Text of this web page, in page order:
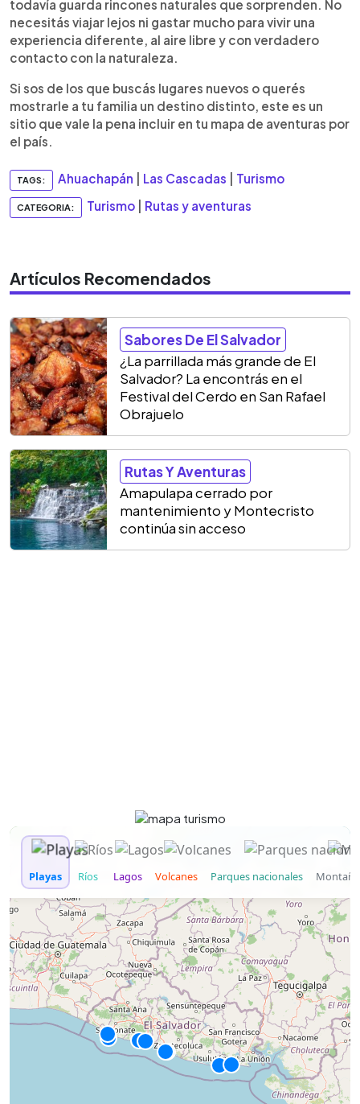
todavía guarda rincones naturales que sorprenden. No
necesitás viajar lejos ni gastar mucho para vivir una
experiencia diferente, al aire libre y con verdadero
contacto con la naturaleza.
Si sos de los que buscás lugares nuevos o querés
mostrarle a tu familia un destino distinto, este es un
sitio que vale la pena incluir en tu mapa de aventuras por
el país.
TAGS: Ahuachapán Las Cascadas Turismo
CATEGORIA: Turismo Rutas y aventuras
Artículos Recomendados
Sabores De El Salvador
¿La parrillada más grande de El
Salvador? La encontrás en el
Festival del Cerdo en San Rafael
Obrajuelo
Rutas Y Aventuras
Amapulapa cerrado por
mantenimiento y Montecristo
continúa sin acceso